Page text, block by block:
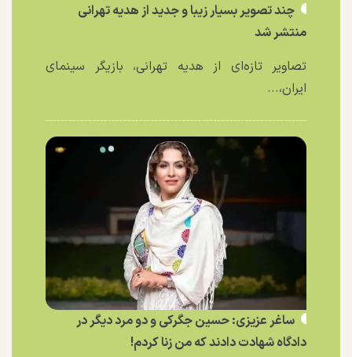
چند تصویر بسیار زیبا و جدید از هدیه تهرانی
منتشر شد
تصاویر تازه‌ای از هدیه تهرانی، بازیگر سینمای
ایران،...
ساغر عزیزی: حسین جگرکی و دو مرد دیگر در
دادگاه شهادت دادند که من زنا کردم!